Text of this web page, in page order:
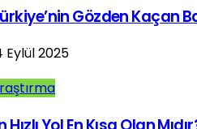
Gözden Kaçan
Eylül 2025